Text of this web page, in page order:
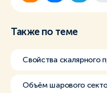
Также по теме
Свойства скалярного
Объём шарового